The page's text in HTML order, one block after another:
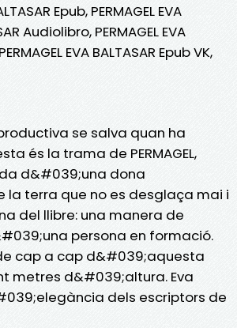
Epub, PERMAGEL EVA
Audiolibro, PERMAGEL EVA
EVA BALTASAR Epub VK,
se salva quan ha
és la trama de PERMAGEL,
d&#039;una dona
terra que no es desglaça mai i
del llibre: una manera de
persona en formació.
cap a cap d&#039;aquesta
metres d&#039;altura. Eva
dels escriptors de